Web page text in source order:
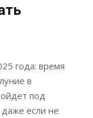
года: время
в
под
даже если не